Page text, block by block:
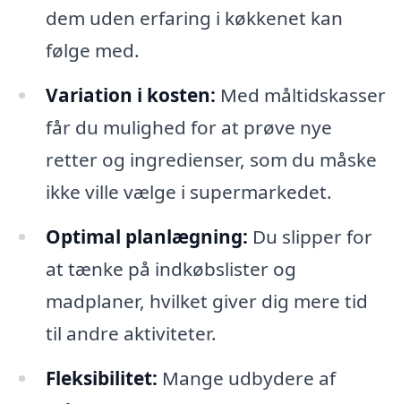
dem uden erfaring i køkkenet kan
følge med.
Variation i kosten: Med måltidskasser
får du mulighed for at prøve nye
retter og ingredienser, som du måske
ikke ville vælge i supermarkedet.
Optimal planlægning: Du slipper for
at tænke på indkøbslister og
madplaner, hvilket giver dig mere tid
til andre aktiviteter.
Fleksibilitet: Mange udbydere af